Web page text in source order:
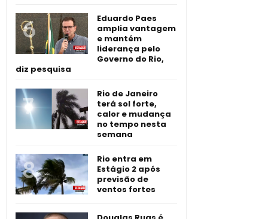
Eduardo Paes
amplia vantagem
e mantém
liderança pelo
Governo do Rio,
diz pesquisa
Rio de Janeiro
terá sol forte,
calor e mudança
no tempo nesta
semana
Rio entra em
Estágio 2 após
previsão de
ventos fortes